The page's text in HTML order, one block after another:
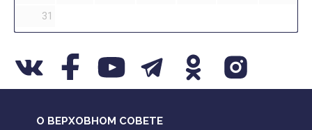
31
О ВЕРХОВНОМ СОВЕТЕ